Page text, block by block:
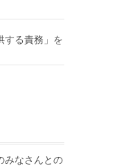
る責務」を
なさんとの